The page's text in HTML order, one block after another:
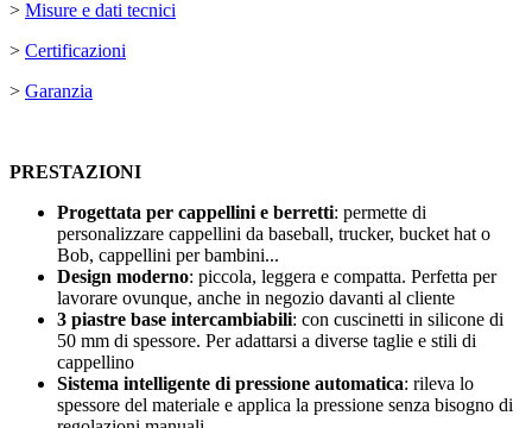
> Misure e dati tecnici
> Certificazioni
> Garanzia
PRESTAZIONI
Progettata per cappellini e berretti: permette di
personalizzare cappellini da baseball, trucker, bucket hat o
Bob, cappellini per bambini...
Design moderno: piccola, leggera e compatta. Perfetta per
lavorare ovunque, anche in negozio davanti al cliente
3 piastre base intercambiabili: con cuscinetti in silicone di
50 mm di spessore. Per adattarsi a diverse taglie e stili di
cappellino
Sistema intelligente di pressione automatica: rileva lo
spessore del materiale e applica la pressione senza bisogno di